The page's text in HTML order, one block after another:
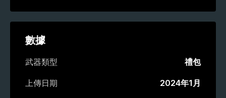
數據
武器類型 禮包
上傳日期 2024年1月